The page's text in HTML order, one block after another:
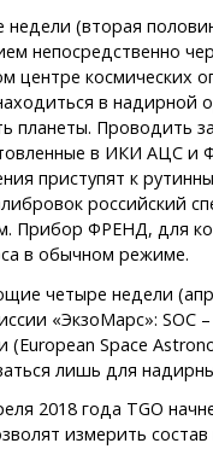
недели (вторая
непосредственно
центре космических
в надирной
планеты. Проводить
в ИКИ АЦС и
приступят к
российский
Прибор ФРЕНД, для
в обычном режиме.
четыре недели
«ЭкзоМарс»: SOC
(European Space
лишь для
2018 года TGO
измерить